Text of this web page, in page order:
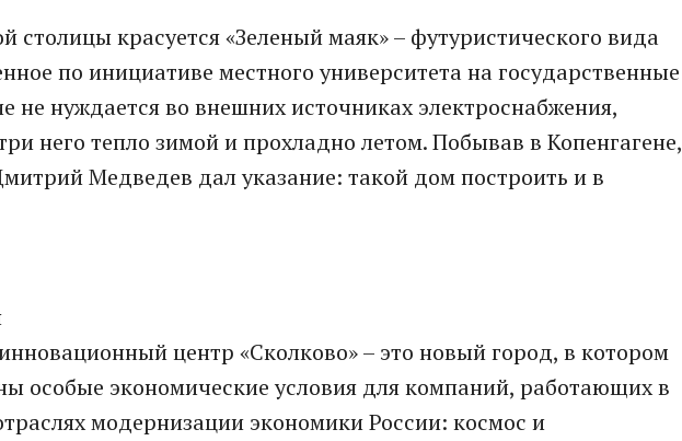
столицы красуется «Зеленый маяк» – футуристического вида
по инициативе местного университета на государственные
не нуждается во внешних источниках электроснабжения,
него тепло зимой и прохладно летом. Побывав в Копенгагене,
Медведев дал указание: такой дом построить и в
центр «Сколково» – это новый город, в котором
особые экономические условия для компаний, работающих в
модернизации экономики России: космос и